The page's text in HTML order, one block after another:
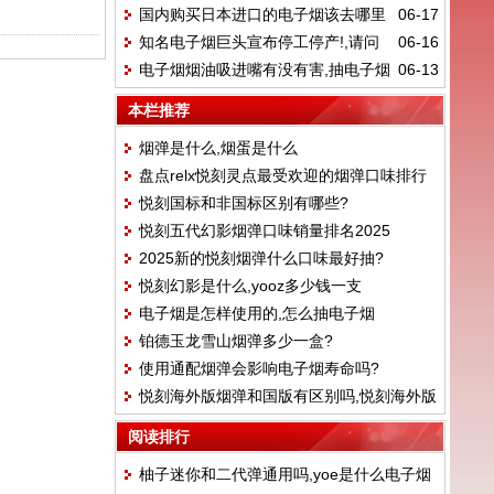
好抽? 06-17
国内购买日本进口的电子烟该去哪里
找,yooz怎么购买
06-16
知名电子烟巨头宣布停工停产!,请问
电子烟还能做吗?
06-13
电子烟烟油吸进嘴有没有害,抽电子烟
抽到兽邦邦怎么办
本栏推荐
烟弹是什么,烟蛋是什么
盘点relx悦刻灵点最受欢迎的烟弹口味排行
榜！
悦刻国标和非国标区别有哪些?
悦刻五代幻影烟弹口味销量排名2025
2025新的悦刻烟弹什么口味最好抽?
悦刻幻影是什么,yooz多少钱一支
电子烟是怎样使用的,怎么抽电子烟
铂德玉龙雪山烟弹多少一盒?
使用通配烟弹会影响电子烟寿命吗?
悦刻海外版烟弹和国版有区别吗,悦刻海外版
烟弹真假
阅读排行
柚子迷你和二代弹通用吗,yoe是什么电子烟